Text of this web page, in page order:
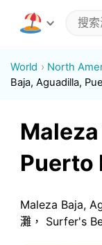
World North
Baja, Aguadilla,
Puerto
Maleza Baja,
灘， Surfer's